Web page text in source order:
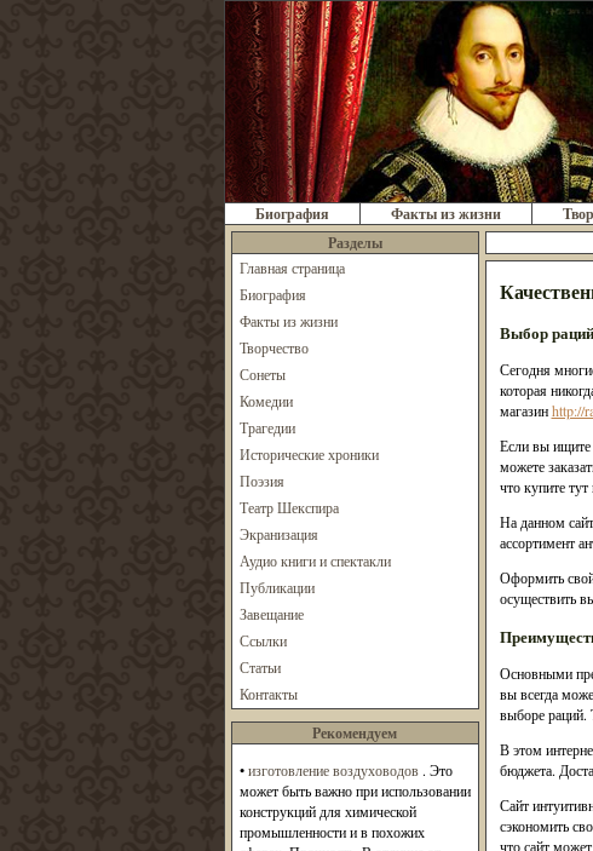
Биография Факты из жизни
Разделы
Главная страница
Биография
Факты из жизни
Творчество
Сонеты
Комедии
Трагедии
Исторические хроники
Поэзия
Театр Шекспира
Экранизация
Аудио книги и спектакли
Публикации
Завещание
Ссылки
Статьи
Контакты
Рекомендуем
•изготовление воздуховодов. Это
может быть важно при использовании
конструкций для химической
промышленности и в похожих
Выбор
Сегодня
которая
магазинhttp://
Если вы ищите
можете
что купите
На данном
ассортимент
Оформить
осуществить
Основными
вы всегда
выборе раций.
В этом
бюджета.
Сайт
сэкономить
что сайт